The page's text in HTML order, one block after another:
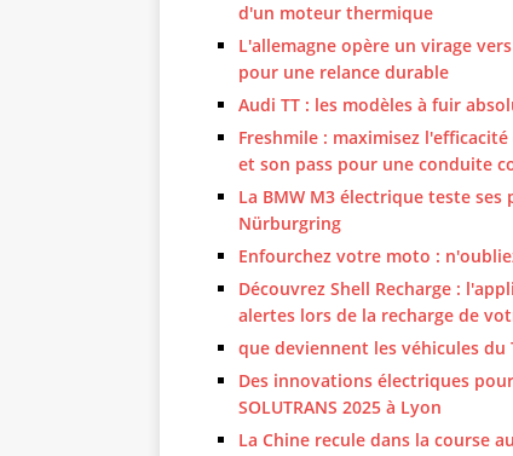
d'un moteur thermique
L'allemagne opère un virage
pour une relance durable
Audi TT : les modèles à fuir
Freshmile : maximisez
et son pass pour une conduite
La BMW M3 électrique teste
Nürburgring
Enfourchez votre moto :
Découvrez Shell Recharge :
alertes lors de la recharge de
que deviennent les véhicules du
Des innovations électriques
SOLUTRANS 2025 à Lyon
La Chine recule dans la course